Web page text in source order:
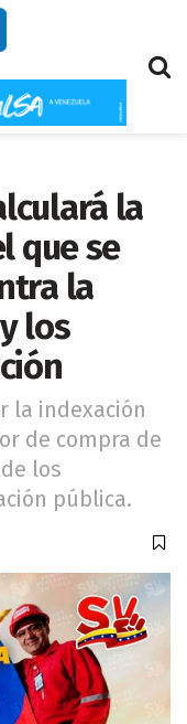
la
que se
la
los
la indexación
de compra de
los
pública.